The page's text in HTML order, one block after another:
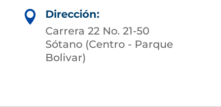

Dirección:
Carrera 22 No. 21-50
Sótano (Centro - Parque
Bolivar)